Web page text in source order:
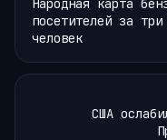
Народная карта
посетителей за
человек
США